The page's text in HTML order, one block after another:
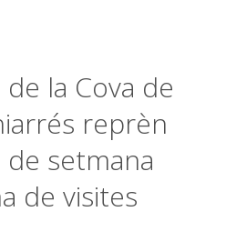
la Cova de
reprèn
setmana
de visites